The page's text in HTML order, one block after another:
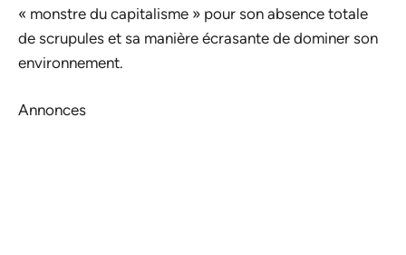
« monstre du capitalisme » pour son absence totale
de scrupules et sa manière écrasante de dominer son
environnement.
Annonces